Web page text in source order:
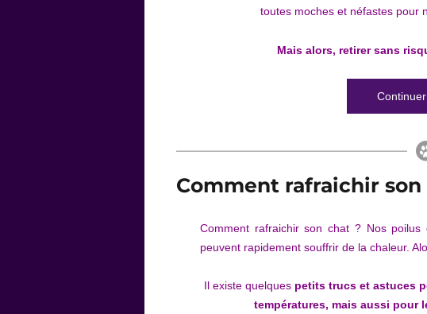
toutes moches et néfastes pour
Mais alors, retirer sans
Comment rafraichir
Comment rafraichir son chat ? Nos poilus
peuvent rapidement souffrir de la chaleur.
Il existe quelques petits trucs et astuces
températures, mais aussi pour